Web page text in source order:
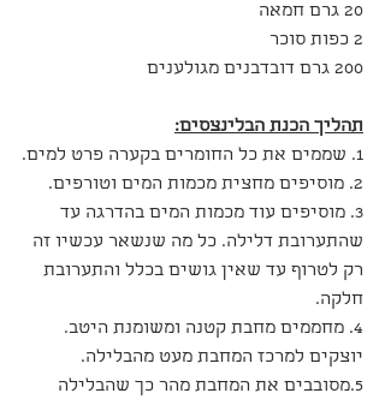
20 גרם חמאה
2 כפות סוכר
200 גרם דובדבנים מגולענים
תהליך הכנת הבלינצסים:
1. שממים את כל החומרים בקערה פרט למים.
2. מוסיפים מחצית מכמות המים וטורפים.
3. מוסיפים עוד מכמות המים בהדרגה עד
שהתערובת דלילה. כל מה שנשאר עכשיו זה
רק לטרוף עד שאין גושים בכלל והתערובת
חלקה.
4. מחממים מחבת קטנה ומשומנת היטב.
יוצקים למרכז המחבת מעט מהבלילה.
5.מסובבים את המחבת מהר כך שהבלילה